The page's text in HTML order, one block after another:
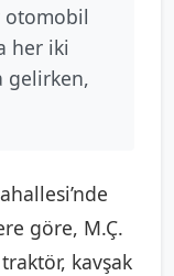
otomobil
her iki
gelirken,
göre, M.Ç.
kavşak